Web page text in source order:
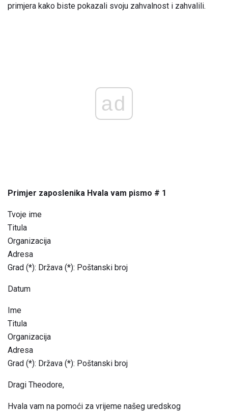
primjera kako biste pokazali svoju zahvalnost i zahvalili.
ad
Primjer zaposlenika Hvala vam pismo # 1
Tvoje ime
Titula
Organizacija
Adresa
Grad (*): Država (*): Poštanski broj
Datum
Ime
Titula
Organizacija
Adresa
Grad (*): Država (*): Poštanski broj
Dragi Theodore,
Hvala vam na pomoći za vrijeme našeg uredskog